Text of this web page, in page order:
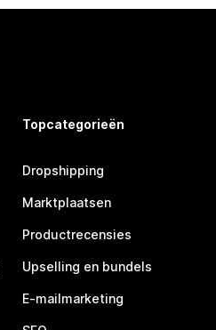
Topcategorieën
Dropshipping
Marktplaatsen
Productrecensies
Upselling en bundels
E-mailmarketing